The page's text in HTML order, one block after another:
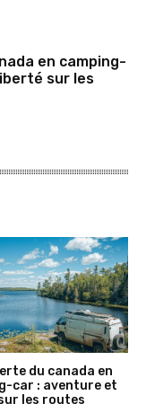
en camping-
sur les
du canada en
car : aventure et
les routes